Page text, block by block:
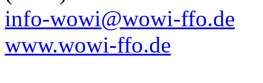
info-wowi@wowi-ffo.de
www.wowi-ffo.de